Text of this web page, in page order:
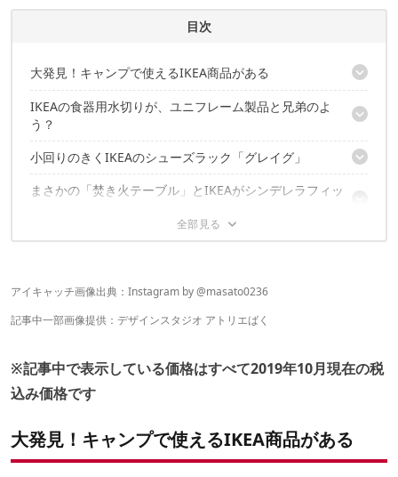
関美奈子のプロフィール
目次
大発見！キャンプで使えるIKEA商品がある
コレは使える！3つの超お手頃ギア
IKEAの食器用水切りが、ユニフレーム製品と兄弟のよ
う？
ユニフレームの「UFディッシュラック」はコレ
小回りのきくIKEAのシューズラック「グレイグ」
「フィールドラック」より、ふた回り小さい
小回りが利いて、しかも超低価格！
ベルトで補強すれば、さらに良し！
まさかの「焚き火テーブル」とIKEAがシンデレラフィッ
2段、3段も可能！？
IKEAにもキャンプで使えるアイテムがあるかも！
アイキャッチ画像出典：Instagram by @masato0236
記事中一部画像提供： デザインスタジオ アトリエばく
※記事中で表示している価格はすべて2019年10月現在の税
込み価格です
大発見！キャンプで使えるIKEA商品がある